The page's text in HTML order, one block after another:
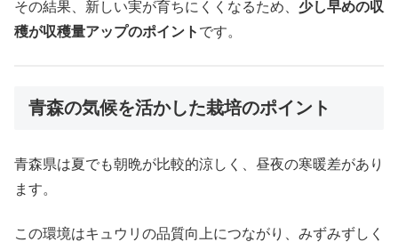
その結果、新しい実が育ちにくくなるため、 少し早めの収
穫が収穫量アップのポイント です。
青森の気候を活かした栽培のポイント
青森県は夏でも朝晩が比較的涼しく、昼夜の寒暖差があり
ます。
この環境はキュウリの品質向上につながり、みずみずしく